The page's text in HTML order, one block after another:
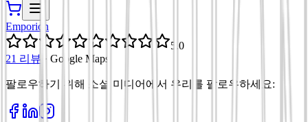
Emporion
5.0
21 리뷰 · Google Maps
팔로우하기 위해 소셜 미디어에서 우리를 팔로우하세요: